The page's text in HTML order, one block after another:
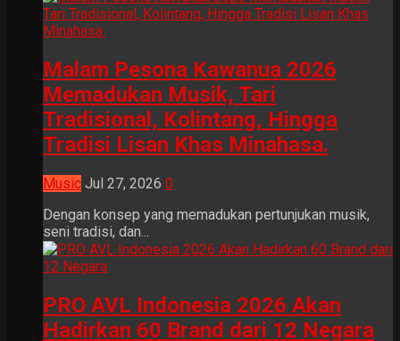
Malam Pesona Kawanua 2026
Memadukan Musik, Tari
Tradisional, Kolintang, Hingga
Tradisi Lisan Khas Minahasa.
Music Jul 27, 2026 0
Dengan konsep yang memadukan pertunjukan musik,
seni tradisi, dan...
PRO AVL Indonesia 2026 Akan
Hadirkan 60 Brand dari 12 Negara